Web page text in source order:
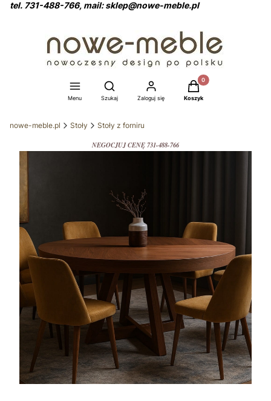
tel. 731-488-766, mail: sklep@nowe-meble.pl
Menu
Otwórz wyszukiwarkę
Szukaj Zaloguj się
Produkty w koszyku:
Koszyk
nowe-meble.pl Stoły Stoły z forniru
NEGOCJUJ CENĘ 731-488-766